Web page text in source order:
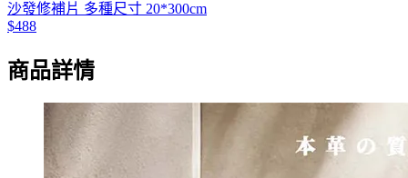
沙發修補片 多種尺寸 20*300cm
$488
商品詳情